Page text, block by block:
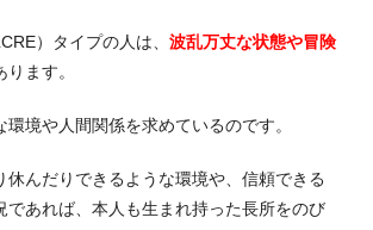
）タイプの人は、 波乱万丈な状態や冒険
ます。
境や人間関係を求めているのです。
休んだりできるような環境や、信頼できる
であれば、本人も生まれ持った長所をのび